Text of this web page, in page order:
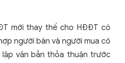
mới thay thế cho HĐĐT có
người bán và người mua có
lập văn bản thỏa thuận trước